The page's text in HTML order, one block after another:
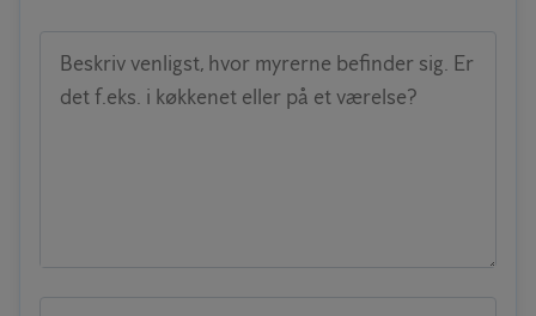
Beskriv venligst, hvor myrerne befinder sig. Er
det f.eks. i køkkenet eller på et værelse?